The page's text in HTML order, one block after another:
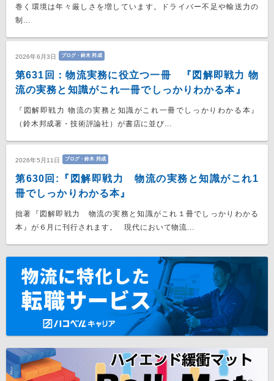
巻く環境は年々厳しさを増しています。ドライバー不足や輸送力の
制...
2026年6月3日 ブログ・鈴木 邦成
第631回：物流実務に役立つ一冊 『図解即戦力 物
流の実務と知識がこれ一冊でしっかりわかる本』
『図解即戦力 物流の実務と知識がこれ一冊でしっかりわかる本』
（鈴木邦成著・技術評論社）が書店に並び...
2026年5月11日 ブログ・鈴木 邦成
第630回:『図解即戦力 物流の実務と知識がこれ1
冊でしっかりわかる本』
拙著『図解即戦力 物流の実務と知識がこれ１冊でしっかりわかる
本』が６月に刊行されます。 現代において物流...